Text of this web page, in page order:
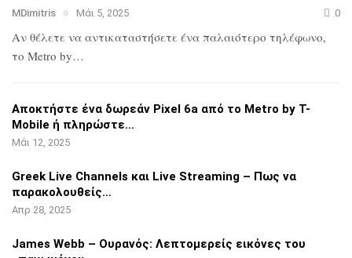
MDimitris Μάι 5, 2025 0
Αν θέλετε να αντικαταστήσετε ένα παλαιότερο τηλέφωνο,
το Metro by…
Αποκτήστε ένα δωρεάν Pixel 6a από το Metro by T-
Mobile ή πληρώστε…
Μάι 12, 2025
Greek Live Channels και Live Streaming – Πως να
παρακολουθείς…
Απρ 28, 2025
James Webb – Ουρανός: Λεπτομερείς εικόνες του